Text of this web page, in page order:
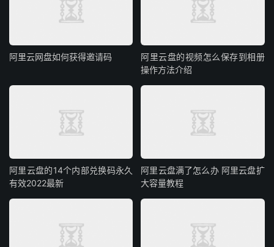
阿里云网盘如何获得邀请码
阿里云盘的视频怎么保存到相册
操作方法介绍
阿里云盘的14个内部兑换码永久
有效2022最新
阿里云盘满了怎么办 阿里云盘扩
大容量教程